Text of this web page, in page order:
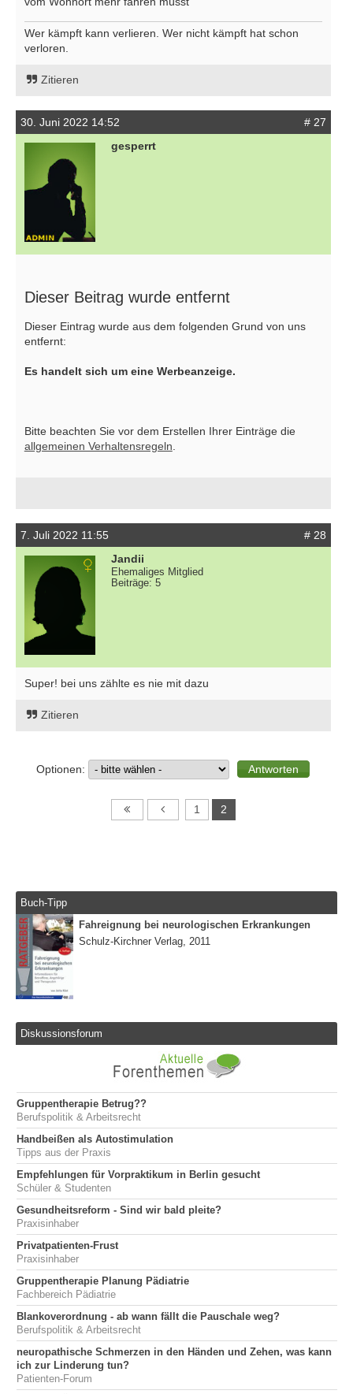
Wer kämpft kann verlieren. Wer nicht kämpft hat schon
verloren.
Zitieren
30. Juni 2022 14:52
# 27
gesperrt
Dieser Beitrag wurde entfernt
Dieser Eintrag wurde aus dem folgenden Grund von uns
entfernt:
Es handelt sich um eine Werbeanzeige.
Bitte beachten Sie vor dem Erstellen Ihrer Einträge die
allgemeinen Verhaltensregeln
7. Juli 2022 11:55
# 28
Jandii
Ehemaliges Mitglied
Beiträge: 5
Super! bei uns zählte es nie mit dazu
Zitieren
Optionen:
1 2
Buch-Tipp
Fahreignung bei neurologischen Erkrankungen
Schulz-Kirchner Verlag, 2011
Diskussionsforum
Gruppentherapie Betrug??
Berufspolitik & Arbeitsrecht
Handbeißen als Autostimulation
Tipps aus der Praxis
Empfehlungen für Vorpraktikum in Berlin gesucht
Schüler & Studenten
Gesundheitsreform - Sind wir bald pleite?
Praxisinhaber
Privatpatienten-Frust
Praxisinhaber
Gruppentherapie Planung Pädiatrie
Fachbereich Pädiatrie
Blankoverordnung - ab wann fällt die Pauschale weg?
Berufspolitik & Arbeitsrecht
neuropathische Schmerzen in den Händen und Zehen, was kann
ich zur Linderung tun?
Patienten-Forum